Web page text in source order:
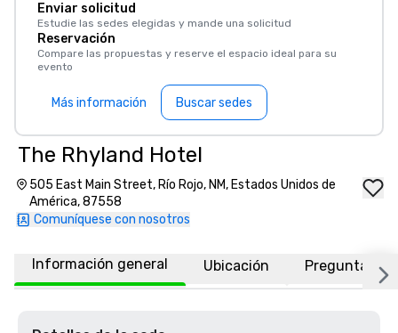
Enviar solicitud
Estudie las sedes elegidas y mande una solicitud
Reservación
Compare las propuestas y reserve el espacio ideal para su
evento
Más información Buscar sedes
The Rhyland Hotel
505 East Main Street, Río Rojo, NM, Estados Unidos de
América, 87558
Comuníquese con nosotros
Información general Ubicación Preguntas